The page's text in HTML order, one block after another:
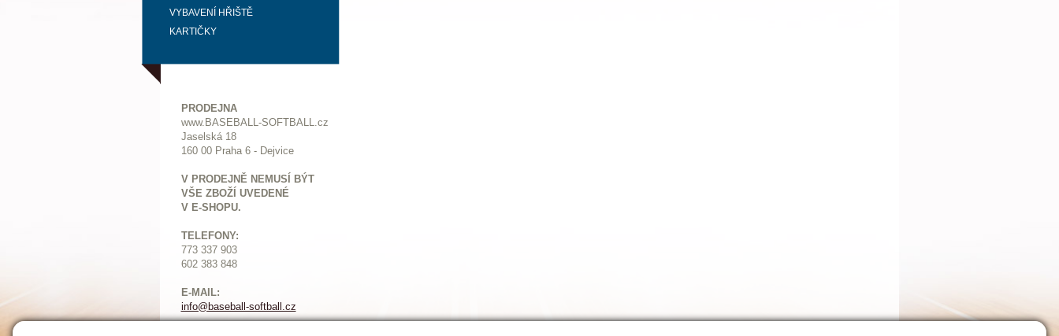
VYBAVENÍ HŘIŠTĚ
KARTIČKY
PRODEJNA
www.BASEBALL-SOFTBALL.cz
Jaselská 18
160 00 Praha 6 - Dejvice
V PRODEJNĚ NEMUSÍ BÝT
VŠE ZBOŽÍ UVEDENÉ
V E-SHOPU.
TELEFONY:
773 337 903
602 383 848
E-MAIL:
info@baseball-softball.cz